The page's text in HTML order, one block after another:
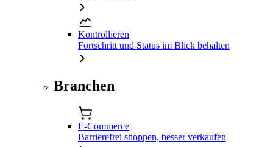
Kontrollieren
Fortschritt und Status im Blick behalten
Branchen
E-Commerce
Barrierefrei shoppen, besser verkaufen